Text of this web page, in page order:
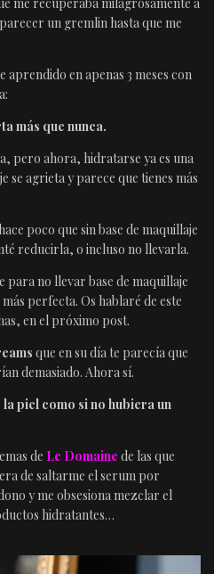
un gremlin hasta que me
aprendido en apenas 3 meses con
más que nunca.
pero ahora, hidratarse ya es una
se agrieta y parece que tienes más
poco que sin base de maquillaje
reducirla, o incluso no llevarla.
para no llevar base de maquillaje
perfecta. Os hablaré de este
en el próximo post.
que en su día te parecía que
demasiado. Ahora sí.
piel como si no hubiera un
de Le Domaine de las que
de saltarme el serum por
y me obsesiona mezclar el
hidratantes…